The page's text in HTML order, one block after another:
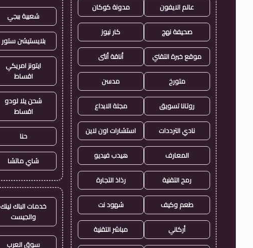
عالم الايفون مدونة كوكان
صحيفة نهج كار نيوز
موقع خبرة التقني أناقة أنثى
متورخ مدسن
روتانا تسويق مجلة الابداع
نادي الترددات استشارات اون لاين
المعارف هيدب فيديو
رمح التقنية رذاذ التجارة
طعم وكيف شهود نت
أركاني مباشر التقنية
شعبية ببجي
بلايستيشن ستور
ايتونز امريكي
اقساط
شحن يلا لودو
اقساط
حنا
شاي ماتشا
خدمات الباك لينك
والجيست
سوق العرب